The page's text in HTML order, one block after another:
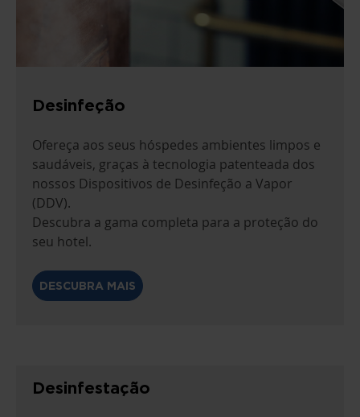
Desinfeção
Ofereça aos seus hóspedes ambientes limpos e
saudáveis, graças à tecnologia patenteada dos
nossos Dispositivos de Desinfeção a Vapor
(DDV).
Descubra a gama completa para a proteção do
seu hotel.
DESCUBRA MAIS
Desinfestação